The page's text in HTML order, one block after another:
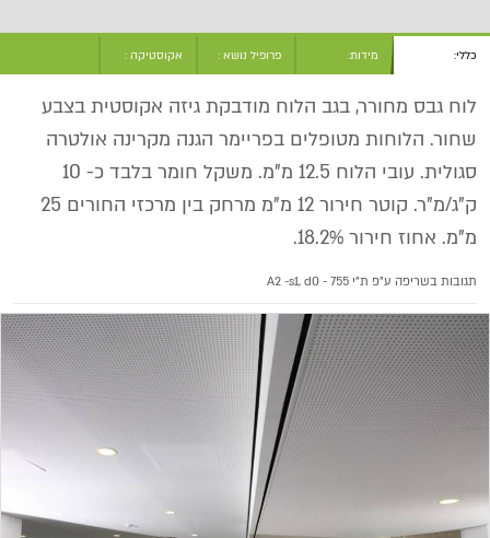
כללי: מידות: פרופיל נושא : אקוסטיקה :
לוח גבס מחורר, בגב הלוח מודבקת גיזה אקוסטית בצבע
שחור. הלוחות מטופלים בפריימר הגנה מקרינה אולטרה
סגולית. עובי הלוח 12.5 מ"מ. משקל חומר בלבד כ- 10
ק"ג/מ"ר. קוטר חירור 12 מ"מ מרחק בין מרכזי החורים 25
מ"מ. אחוז חירור 18.2%.
תגובות בשריפה ע"פ ת"י 755 - A2 -s1, d0